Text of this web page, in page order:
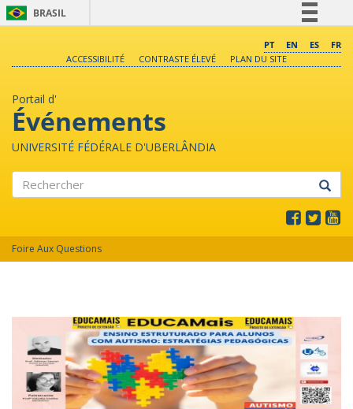
BRASIL
Comunica BR
PT EN ES
FR
ACCESSIBILITÉ
CONTRASTE ÉLEVÉ PLAN DU SITE
Portail d'
Événements
UNIVERSITÉ FÉDÉRALE D'UBERLÂNDIA
Foire Aux Questions